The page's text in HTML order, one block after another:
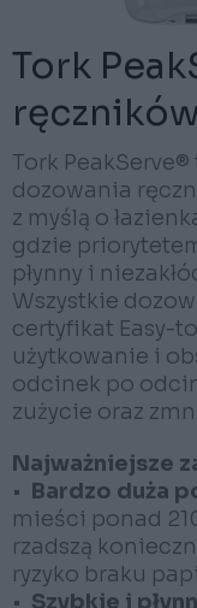
Tork
Tork
dozowania
z myślą o
gdzie
płynny i
Wszystkie
certyfikat Easy-
użytkowanie i
odcinek po
zużycie oraz
Najważniejsze
• Bardzo duża
mieści ponad
rzadszą
ryzyko braku
• Szybkie i